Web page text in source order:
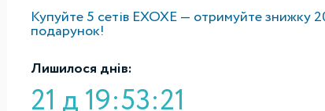
Купуйте 5 сетів EXOXE — отримуйте знижку
подарунок!
Лишилося днів:
21 д 19:53:20